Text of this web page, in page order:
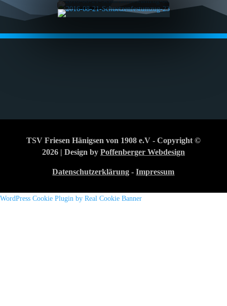
TSV Friesen Hänigsen von 1908 e.V - Copyright ©
2026 | Design by Poffenberger Webdesign
Datenschutzerklärung -Impressum
WordPress Cookie Plugin by Real Cookie Banner